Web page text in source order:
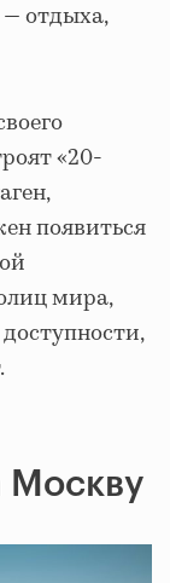
— отдыха,
«20-
появиться
мира,
Москву